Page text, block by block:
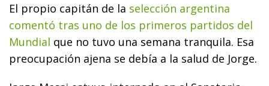
El propio capitán de la selección argentina
comentó tras uno de los primeros partidos del
Mundial que no tuvo una semana tranquila. Esa
preocupación ajena se debía a la salud de Jorge.